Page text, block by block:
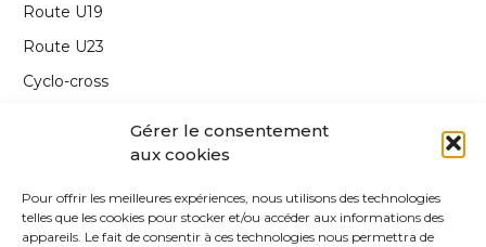
Gérer le consentement
aux cookies
Pour offrir les meilleures expériences, nous utilisons des technologies
telles que les cookies pour stocker et/ou accéder aux informations des
appareils. Le fait de consentir à ces technologies nous permettra de
Route U19
Route U23
Cyclo-cross
Carnet de route
Edito